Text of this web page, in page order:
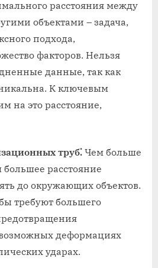
расстояния между
объектами – задача,
подхода,
факторов. Нельзя
данные, так как
К ключевым
на это расстояние,
труб⁚Чем больше
расстояние
до окружающих объектов.
требуют большего
деформациях
ударах.